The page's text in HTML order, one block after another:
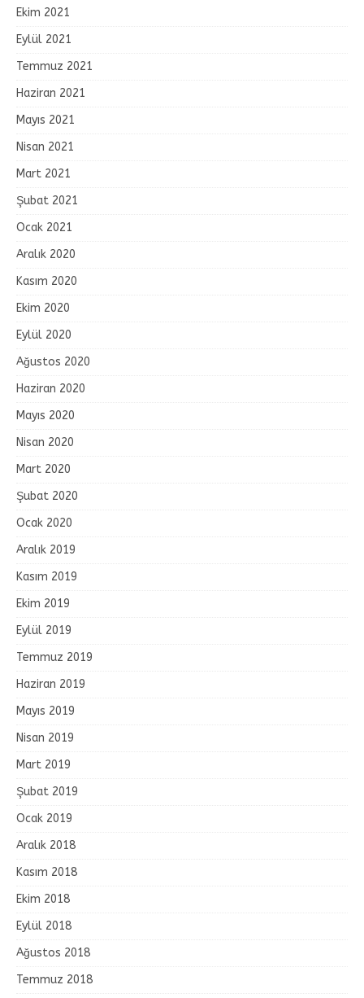
Ekim 2021
Eylül 2021
Temmuz 2021
Haziran 2021
Mayıs 2021
Nisan 2021
Mart 2021
Şubat 2021
Ocak 2021
Aralık 2020
Kasım 2020
Ekim 2020
Eylül 2020
Ağustos 2020
Haziran 2020
Mayıs 2020
Nisan 2020
Mart 2020
Şubat 2020
Ocak 2020
Aralık 2019
Kasım 2019
Ekim 2019
Eylül 2019
Temmuz 2019
Haziran 2019
Mayıs 2019
Nisan 2019
Mart 2019
Şubat 2019
Ocak 2019
Aralık 2018
Kasım 2018
Ekim 2018
Eylül 2018
Ağustos 2018
Temmuz 2018